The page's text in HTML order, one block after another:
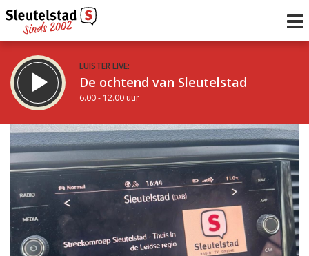
LUISTER LIVE:
De ochtend van Sleutelstad
6.00 - 12.00 uur
STRAKS:
De middag van Sleutelstad
12.00 - 18.00 uur
Vorig uur
uur 1 van 0 Volgend uur